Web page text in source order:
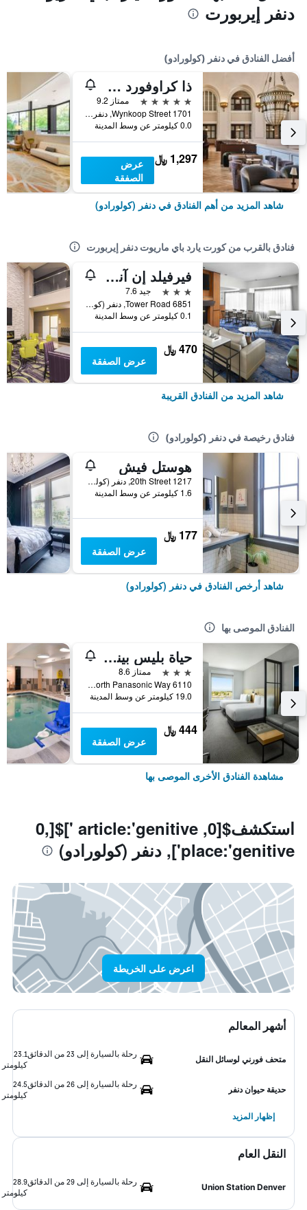
دنفر إيربورت
أفضل الفنادق في دنفر (كولورادو)
ذا كراوفورد هوتل
5 نجوم
ممتاز 9.2
1701 Wynkoop Street, دنفر (كولورادو), CO, الولايات المتحدة الأميريكية
0.0 كيلومتر عن وسط المدينة
1,297 ﷼
عرض
الصفقة
شاهد المزيد من أهم الفنادق في دنفر (كولورادو)
فنادق بالقرب من كورت يارد باي ماريوت دنفر إيربورت
فيرفيلد إن آند سويتس باي ماريوت دنفر إ..
3 نجوم
جيد 7.6
6851 Tower Road, دنفر (كولورادو), CO, الولايات المتحدة الأميريكية
0.1 كيلومتر عن وسط المدينة
470 ﷼
عرض الصفقة
شاهد المزيد من الفنادق القريبة
فنادق رخيصة في دنفر (كولورادو)
هوستل فيش
1217 20th Street, دنفر (كولورادو), CO, الولايات المتحدة الأميريكية
1.6 كيلومتر عن وسط المدينة
177 ﷼
عرض الصفقة
شاهد أرخص الفنادق في دنفر (كولورادو)
الفنادق الموصى بها
حياة بليس بينا ستيشن / دينفر إيربورت
3 نجوم
ممتاز 8.6
6110 North Panasonic Way, دنفر (كولورادو), CO, الولايات المتحدة الأميريكية
19.0 كيلومتر عن وسط المدينة
444 ﷼
عرض الصفقة
مشاهدة الفنادق الأخرى الموصى بها
استكشف$[0, article:'genitive ']$[0,
place:'genitive'], دنفر (كولورادو)
اعرض على الخريطة
أشهر المعالم
متحف فورني لوسائل النقل
رحلة بالسيارة إلى 23 من الدقائق
23.1
كيلومتر
حديقة حيوان دنفر
رحلة بالسيارة إلى 26 من الدقائق
24.5
كيلومتر
إظهار المزيد
النقل العام
Union Station Denver
رحلة بالسيارة إلى 29 من الدقائق
28.9
كيلومتر